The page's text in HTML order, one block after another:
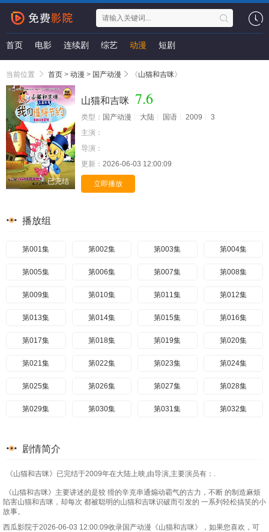
首页 电影 连续剧 综艺 动漫 短剧
当前位置 首页 > 动漫 > 国产动漫 《山猫和吉咪》
已完结
山猫和吉咪 7.6
类型： 国产动漫 大陆 国语 2009
3
主演：
导演：
更新： 2026-06-03 12:00:09
立即播放
播放组
第001集 第002集 第003集 第004集
第005集 第006集 第007集 第008集
第009集 第010集 第011集 第012集
第013集 第014集 第015集 第016集
第017集 第018集 第019集 第020集
第021集 第022集 第023集 第024集
第025集 第026集 第027集 第028集
第029集 第030集 第031集 第032集
第037集
第041集 第042集 第043集
第045集 第046集 第047集 第048集
第049集 第050集 第051集 第052集
剧情简介
《山猫和吉咪》已完结于2009年在大陆上映,由导演,主要演员有：.
《山猫和吉咪》主要讲述的是狡 猾的辛克串通煽动霸气的古力，不断 的制造麻烦
陷害山猫和吉咪，却每次 都被聪明的山猫和吉咪识破而引发的 一系列轻松搞笑的小
故事。
西瓜影院于2026-06-03 12:00:09收录国产动漫《山猫和吉咪》，如果您喜欢，可